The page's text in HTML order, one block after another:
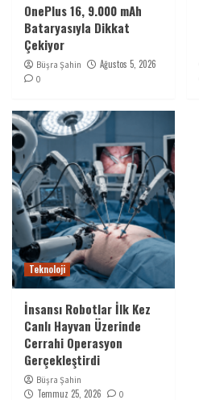
OnePlus 16, 9.000 mAh
Bataryasıyla Dikkat
Çekiyor
Büşra Şahin Ağustos 5, 2026
0
Teknoloji
İnsansı Robotlar İlk Kez
Canlı Hayvan Üzerinde
Cerrahi Operasyon
Gerçekleştirdi
Büşra Şahin
Temmuz 25, 2026 0